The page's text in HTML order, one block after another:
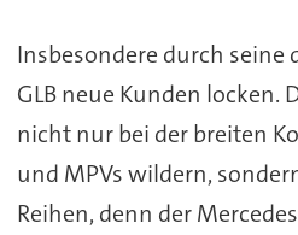
Insbesondere durch seine
GLB neue Kunden locken.
nicht nur bei der breiten
und MPVs wildern,
Reihen, denn der